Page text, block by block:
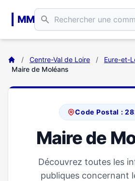
MM
/ Centre-Val de Loire / Eure-et-
Maire de Moléans
Code Postal :
Maire de
Découvrez toutes les
publiques concernant